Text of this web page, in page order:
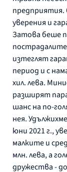
предприятия.
уверения и
Затова беше
изтеглят
период и с
хил. лева.
разширят
шанс на по-
нея.
юни 2021 г.,
малките и
млн. лева, а
дружества -